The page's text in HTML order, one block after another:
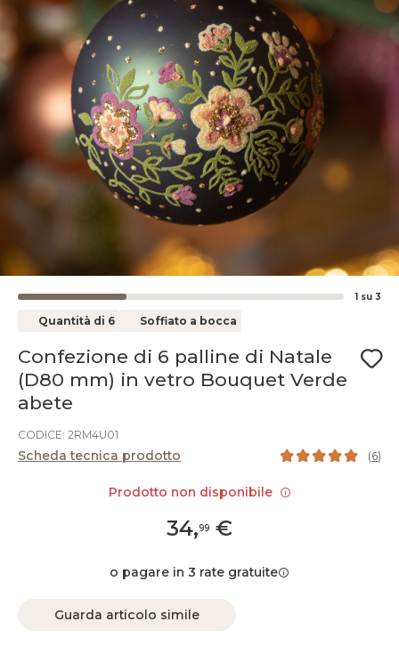
1 su 3
Quantità di 6 Soffiato a bocca
Confezione di 6 palline di Natale
(D80 mm) in vetro Bouquet Verde
abete
CODICE: 2RM4U01
Scheda tecnica prodotto (6)
34,99 €
o pagare in 3 rate gratuite
Guarda articolo simile